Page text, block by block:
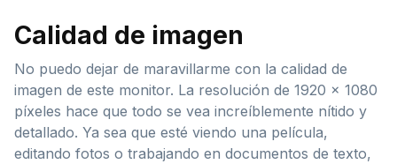
Calidad de imagen
No puedo dejar de maravillarme con la calidad de
imagen de este monitor. La resolución de 1920 x 1080
píxeles hace que todo se vea increíblemente nítido y
detallado. Ya sea que esté viendo una película,
editando fotos o trabajando en documentos de texto,